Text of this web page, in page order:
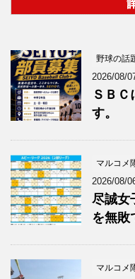
野球の話
2026/08/
ＳＢ
す。
マルコメ
2026/08/
尽誠女
を無敗
マルコメ